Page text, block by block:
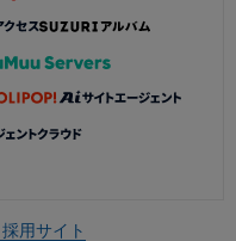
採用サイト